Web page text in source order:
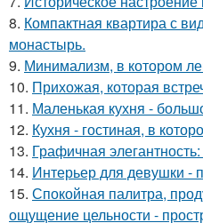
8. Компактная квартира с
монастырь.
9. Минимализм, в котором
10. Прихожая, которая
11. Маленькая кухня -
12. Кухня - гостиная, в
13. Графичная
14. Интерьер для девушки -
15. Спокойная палитра,
ощущение цельности -